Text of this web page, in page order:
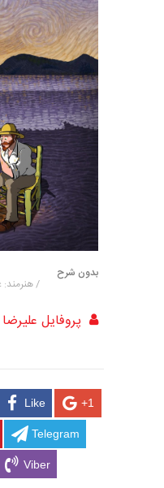
بدون شرح
/ هنرمند:
پروفایل
Like +1
Telegram
Viber